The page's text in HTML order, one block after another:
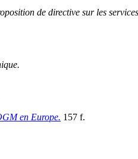
de directive sur les
en Europe. 157 f.